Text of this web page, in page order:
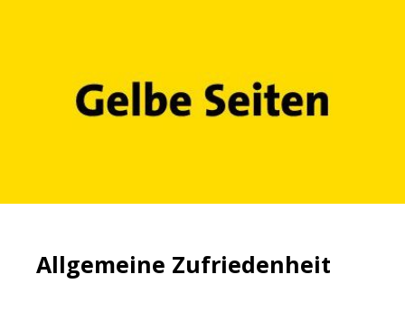
Allgemeine Zufriedenheit